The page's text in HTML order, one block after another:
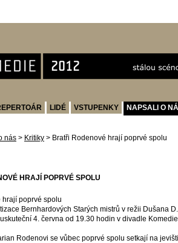
LIDÉ VSTUPENKY NAPSALI O
nás > Kritiky > Bratři Rodenové hrají poprvé spolu
HRAJÍ POPRVÉ SPOLU
hrají poprvé spolu
Bernhardových Starých mistrů v režii Dušana
4. června od 19.30 hodin v divadle
Rodenovi se vůbec poprvé spolu setkají na